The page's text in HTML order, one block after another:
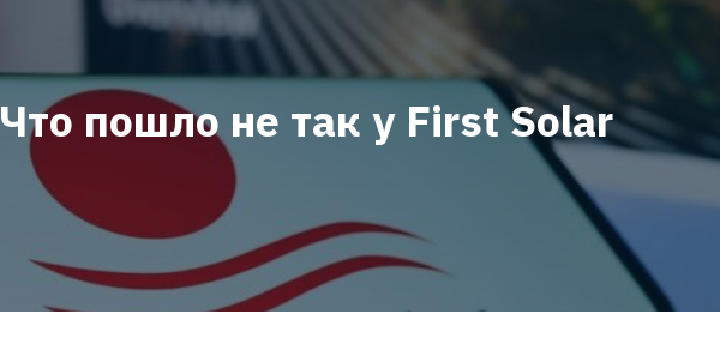
Что пошло не так у First Solar